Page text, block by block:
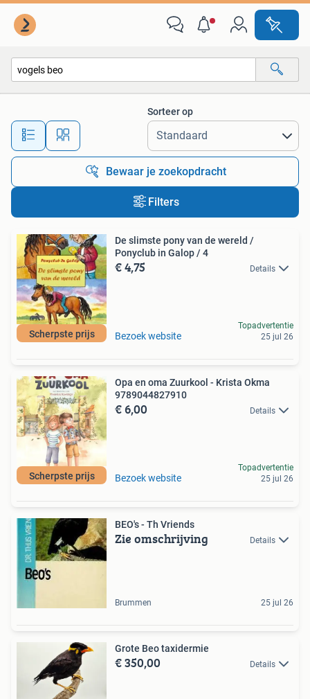
Alle afstanden…
Sorteer op
Bewaar je zoekopdracht
Filters
Scherpste prijs
De slimste pony van de wereld /
Ponyclub in Galop / 4
€ 4,75 Details
Bezoek website
Topadvertentie
25 jul 26
Scherpste prijs
Opa en oma Zuurkool - Krista Okma
9789044827910
€ 6,00 Details
Bezoek website
Topadvertentie
25 jul 26
BEO's - Th Vriends
Zie omschrijving Details
Brummen 25 jul 26
Grote Beo taxidermie
€ 350,00 Details